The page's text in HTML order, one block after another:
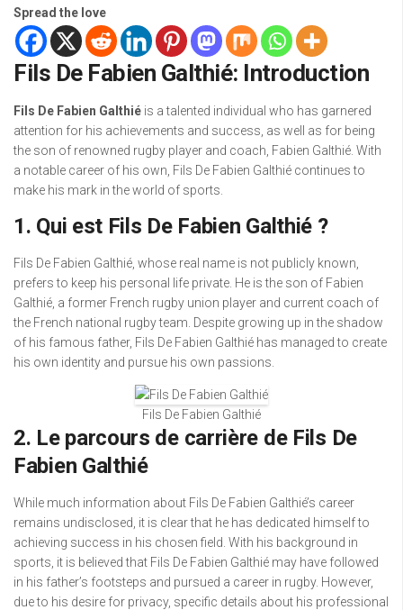
Spread the love
Fils De Fabien Galthié: Introduction
Fils De Fabien Galthié is a talented individual who has garnered
attention for his achievements and success, as well as for being
the son of renowned rugby player and coach, Fabien Galthié. With
a notable career of his own, Fils De Fabien Galthié continues to
make his mark in the world of sports.
1. Qui est Fils De Fabien Galthié ?
Fils De Fabien Galthié, whose real name is not publicly known,
prefers to keep his personal life private. He is the son of Fabien
Galthié, a former French rugby union player and current coach of
the French national rugby team. Despite growing up in the shadow
of his famous father, Fils De Fabien Galthié has managed to create
his own identity and pursue his own passions.
Fils De Fabien Galthié
2. Le parcours de carrière de Fils De
Fabien Galthié
While much information about Fils De Fabien Galthié’s career
remains undisclosed, it is clear that he has dedicated himself to
achieving success in his chosen field. With his background in
sports, it is believed that Fils De Fabien Galthié may have followed
in his father’s footsteps and pursued a career in rugby. However,
due to his desire for privacy, specific details about his professional